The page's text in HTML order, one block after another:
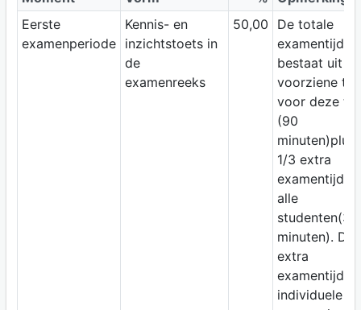
Eerste
examenperiode
Kennis- en
inzichtstoets in
de
examenreeks
50,00
De totale
examentijd
bestaat uit de
voorziene tijd
voor deze
(90
minuten)plus
1/3 extra
examentijd
alle
studenten(30
minuten). De
extra
examentijd
individuele